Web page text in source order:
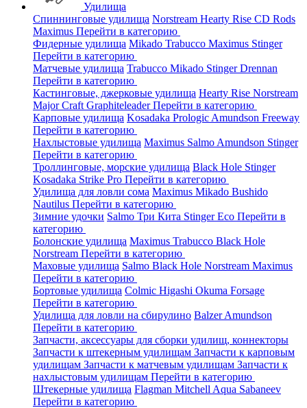
Удилища
Спиннинговые удилища Norstream Hearty Rise CD Rods
Maximus Перейти в категорию
Фидерные удилища Mikado Trabucco Maximus Stinger
Перейти в категорию
Матчевые удилища Trabucco Mikado StingerDrennan
Перейти в категорию
Кастинговые, джерковые удилища Hearty Rise Norstream
Major Craft GraphiteleaderПерейти в категорию
Карповые удилища Kosadaka Prologic Amundson Freeway
Перейти в категорию
Нахлыстовые удилища Maximus Salmo Amundson Stinger
Перейти в категорию
Троллинговые, морские удилища Black Hole Stinger
Kosadaka Strike Pro Перейти в категорию
Удилища для ловли сома Maximus Mikado Bushido
Nautilus Перейти в категорию
Зимние удочки Salmo Три Кита StingerEco Перейти в
категорию
Болонские удилища Maximus Trabucco Black Hole
Norstream Перейти в категорию
Маховые удилища Salmo Black Hole Norstream Maximus
Перейти в категорию
Бортовые удилища Colmic Higashi Okuma Forsage
Перейти в категорию
Удилища для ловли на сбирулино BalzerAmundson
Перейти в категорию
Запчасти, аксессуары для сборки удилищ, коннекторы
Запчасти к штекерным удилищам Запчасти к карповым
удилищам Запчасти к матчевым удилищам Запчасти к
нахлыстовым удилищам Перейти в категорию
Штекерные удилища Flagman Mitchell Aqua Sabaneev
Перейти в категорию